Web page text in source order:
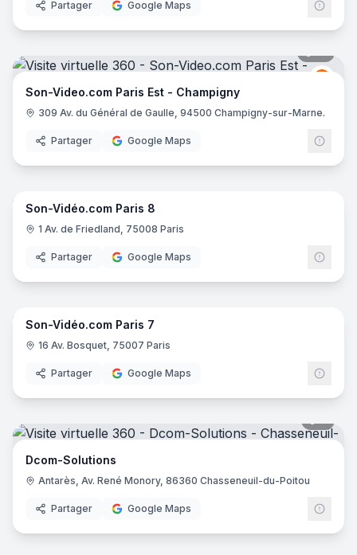
Partager Google Maps
Son-Video.com Paris Est - Champigny
309 Av. du Général de Gaulle, 94500 Champigny-sur-Marne.
Partager Google Maps
11
Son-Vidéo.com Paris 8
1 Av. de Friedland, 75008 Paris
Partager Google Maps
11
Son-Vidéo.com Paris 7
16 Av. Bosquet, 75007 Paris
Partager Google Maps
Dcom-Solutions
Antarès, Av. René Monory, 86360 Chasseneuil-du-Poitou
Partager Google Maps